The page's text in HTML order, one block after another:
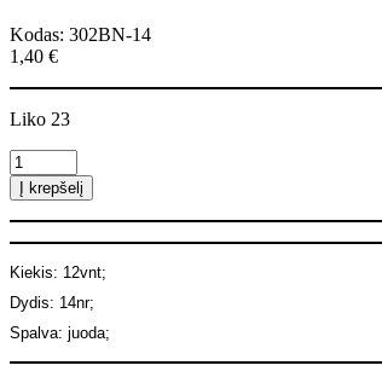
Kodas: 302BN-14
1,40 €
Liko 23
produkto
kiekis:
Kabliukai
Flagman
Ultra
Feeder
And
Carp
Į krepšelį
Kiekis: 12vnt;
Dydis: 14nr;
Spalva: juoda;